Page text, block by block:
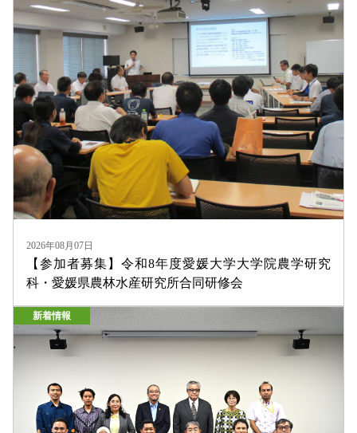
2026年08月07日
【参加者募集】令和8年度愛媛⼤学⼤学院農学研究
科・愛媛県農林⽔産研究所合同研修会
新着情報